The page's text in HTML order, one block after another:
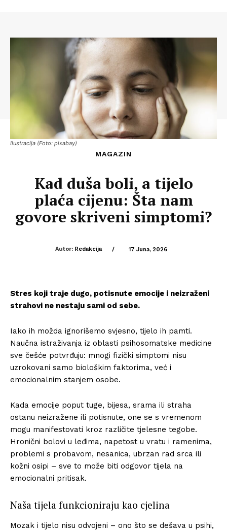
Ilustracija (Foto: pixabay)
MAGAZIN
Kad duša boli, a tijelo
plaća cijenu: Šta nam
govore skriveni simptomi?
Autor: Redakcija / 17 Juna, 2026
Stres koji traje dugo, potisnute emocije i neizraženi
strahovi ne nestaju sami od sebe.
Iako ih možda ignorišemo svjesno, tijelo ih pamti.
Naučna istraživanja iz oblasti psihosomatske medicine
sve češće potvrđuju: mnogi fizički simptomi nisu
uzrokovani samo biološkim faktorima, već i
emocionalnim stanjem osobe.
Kada emocije poput tuge, bijesa, srama ili straha
ostanu neizražene ili potisnute, one se s vremenom
mogu manifestovati kroz različite tjelesne tegobe.
Hronični bolovi u leđima, napetost u vratu i ramenima,
problemi s probavom, nesanica, ubrzan rad srca ili
kožni osipi – sve to može biti odgovor tijela na
emocionalni pritisak.
Naša tijela funkcioniraju kao cjelina
Mozak i tijelo nisu odvojeni – ono što se dešava u psihi,